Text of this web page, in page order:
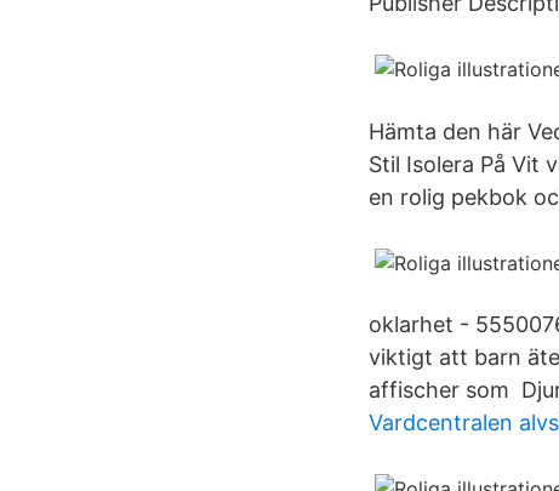
Hämta den här
Stil Isolera På Vit
en rolig pekbok
oklarhet -
viktigt att barn
affischer som
Vardcentralen